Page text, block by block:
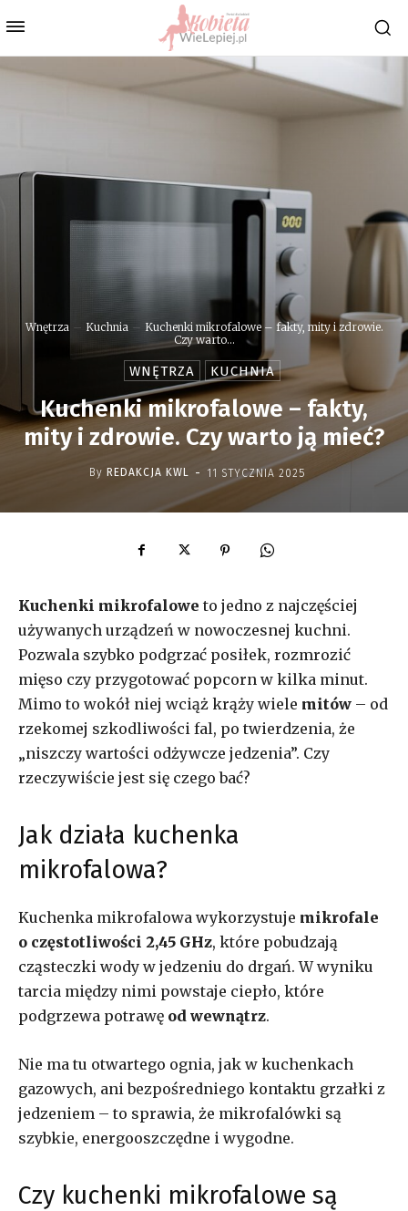
Wnętrza Kuchnia
Kuchenki mikrofalowe – fakty, mity i zdrowie.
Czy warto...
WNĘTRZA KUCHNIA
Kuchenki mikrofalowe – fakty,
mity i zdrowie. Czy warto ją mieć?
By REDAKCJA KWL - 11 STYCZNIA 2025
Kuchenki mikrofalowe to jedno z najczęściej
używanych urządzeń w nowoczesnej kuchni.
Pozwala szybko podgrzać posiłek, rozmrozić
mięso czy przygotować popcorn w kilka minut.
Mimo to wokół niej wciąż krąży wiele mitów – od
rzekomej szkodliwości fal, po twierdzenia, że
„niszczy wartości odżywcze jedzenia”. Czy
rzeczywiście jest się czego bać?
Jak działa kuchenka
mikrofalowa?
Kuchenka mikrofalowa wykorzystuje mikrofale
o częstotliwości 2,45 GHz, które pobudzają
cząsteczki wody w jedzeniu do drgań. W wyniku
tarcia między nimi powstaje ciepło, które
podgrzewa potrawę od wewnątrz.
Nie ma tu otwartego ognia, jak w kuchenkach
gazowych, ani bezpośredniego kontaktu grzałki z
jedzeniem – to sprawia, że mikrofalówki są
szybkie, energooszczędne i wygodne.
Czy kuchenki mikrofalowe są